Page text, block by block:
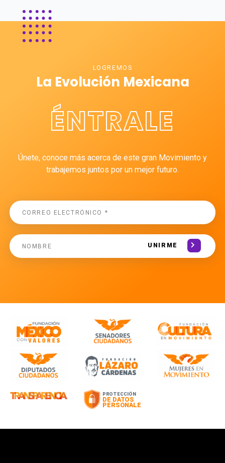
LOGREMOS
La Evolución Mexicana
ÉNTRALE
Únete, conoce más acerca de este gran Movimiento y
trabajemos juntos por un mejor futuro.
UNIRME